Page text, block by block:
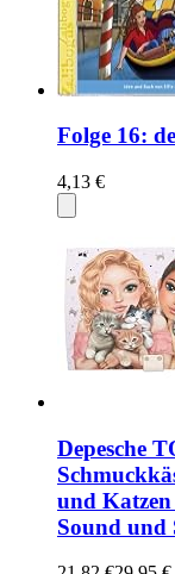
Folge 16:
4,13 €
Depesche
und
Sound und